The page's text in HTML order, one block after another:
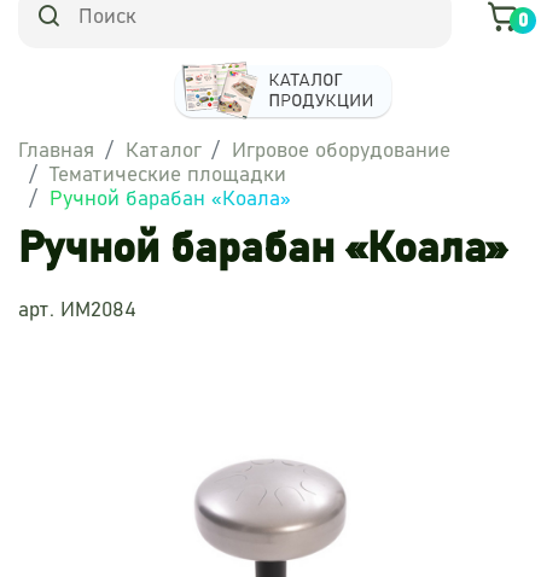
0
Главная Каталог
Игровое оборудование
Тематические площадки
Ручной барабан «Коала»
Ручной барабан «Коала»
арт. ИМ2084